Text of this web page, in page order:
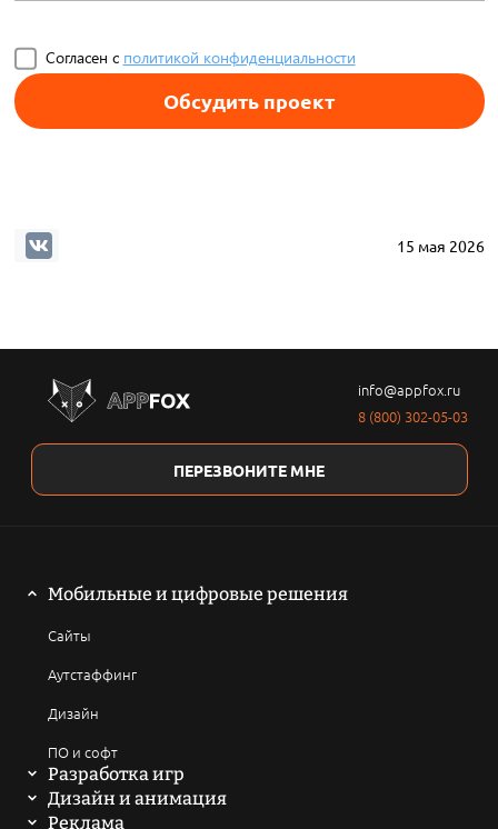
Согласен с политикой конфиденциальности
Обсудить проект
15 мая 2026
info@appfox.ru
8 (800) 302-05-03
ПЕРЕЗВОНИТЕ МНЕ
Мобильные и цифровые решения
Сайты
Аутстаффинг
Дизайн
ПО и софт
Разработка игр
Мобильные игры
Дизайн и анимация
2D анимация
Реклама